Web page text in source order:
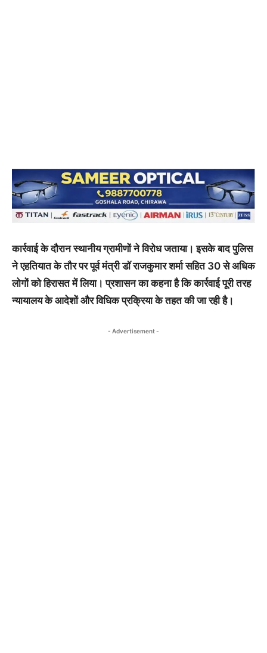
कार्रवाई के दौरान स्थानीय ग्रामीणों ने विरोध जताया। इसके बाद पुलिस
ने एहतियात के तौर पर पूर्व मंत्री डॉ राजकुमार शर्मा सहित 30 से अधिक
लोगों को हिरासत में लिया। प्रशासन का कहना है कि कार्रवाई पूरी तरह
न्यायालय के आदेशों और विधिक प्रक्रिया के तहत की जा रही है।
- Advertisement -